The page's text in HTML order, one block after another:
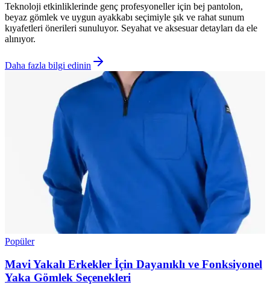
Teknoloji etkinliklerinde genç profesyoneller için bej pantolon,
beyaz gömlek ve uygun ayakkabı seçimiyle şık ve rahat sunum
kıyafetleri önerileri sunuluyor. Seyahat ve aksesuar detayları da ele
alınıyor.
Daha fazla bilgi edinin
Popüler
Mavi Yakalı Erkekler İçin Dayanıklı ve Fonksiyonel
Yaka Gömlek Seçenekleri